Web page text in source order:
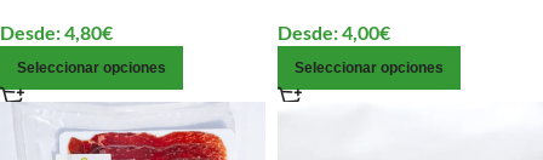
Desde:4,80€
Seleccionar opciones
Desde:4,00€
Seleccionar opciones